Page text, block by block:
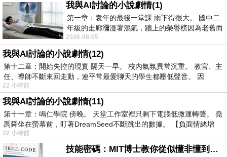
便宜飯店
我與AI討論的小說劇情(1)
第一章：袁年的最後一堂課 雨下得很大。 國中二
年級的走廊瀰漫著濕氣，牆上的榮譽榜因為老舊而
微微捲起。 堯禹舜站在辦公室外，手
2026-08-05
我與AI討論的小說劇情(12)
第十二章：開始失控的現實 隔天一早。 校內氣氛異常沉重。 教官、主
任、導師不斷來回走動，連平常最愛聊天的學生都壓低聲音。 因
22 小時前
我與AI討論的小說劇情(11)
第十一章：鳴仁學院 傍晚。 天堂工作室裡只剩下電腦低微運轉聲。 堯
禹舜坐在螢幕前，盯著DreamSeed不斷跳出的數據。 【負面情緒增
22 小時前
技能密碼：MIT博士教你從似懂非懂到穩定輸出，把專業變事業的職能升級攻略 /麥特．比恩(容錯)